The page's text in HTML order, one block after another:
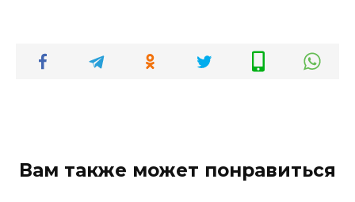
Вам также может понравиться